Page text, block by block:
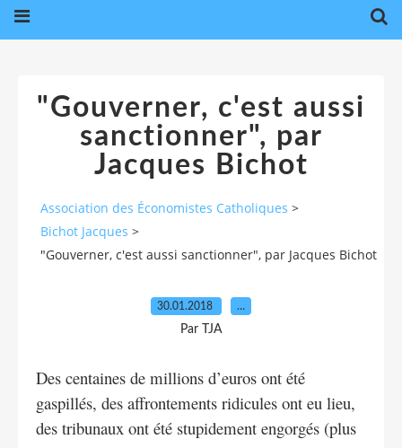
"Gouverner, c'est aussi
sanctionner", par
Jacques Bichot
Association des Économistes Catholiques >
Bichot Jacques >
"Gouverner, c'est aussi sanctionner", par Jacques Bichot
30.01.2018 …
Par TJA
Des centaines de millions d’euros ont été
gaspillés, des affrontements ridicules ont eu lieu,
des tribunaux ont été stupidement engorgés (plus